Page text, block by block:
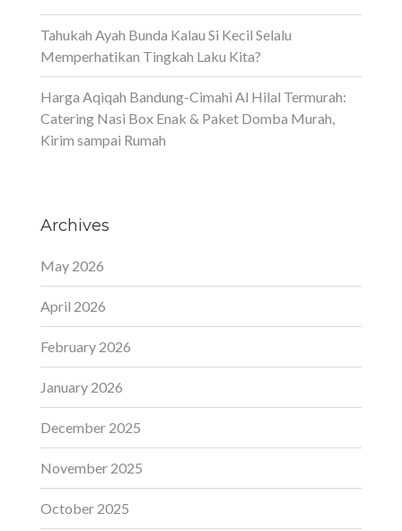
Tahukah Ayah Bunda Kalau Si Kecil Selalu
Memperhatikan Tingkah Laku Kita?
Harga Aqiqah Bandung-Cimahi Al Hilal Termurah:
Catering Nasi Box Enak & Paket Domba Murah,
Kirim sampai Rumah
Archives
May 2026
April 2026
February 2026
January 2026
December 2025
November 2025
October 2025